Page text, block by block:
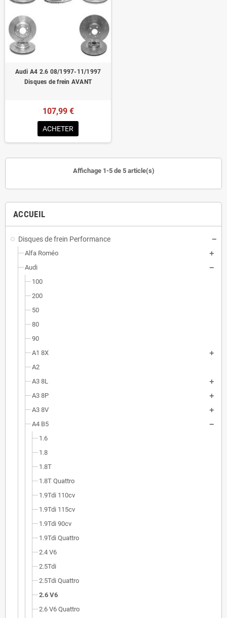
ACCUEIL
Disques de frein Performance
Alfa Roméo
Audi
100
200
50
80
90
A1 8X
A2
A3 8L
A3 8P
A3 8V
A4 B5
1.6
1.8
1.8T
1.8T Quattro
1.9Tdi 110cv
1.9Tdi 115cv
1.9Tdi 90cv
1.9Tdi Quattro
2.4 V6
2.5Tdi
2.5Tdi Quattro
2.6 V6
2.6 V6 Quattro
Audi A4 2.6 08/1997-11/1997
Disques de frein AVANT
107,99 €
ACHETER
Affichage 1-5 de 5 article(s)